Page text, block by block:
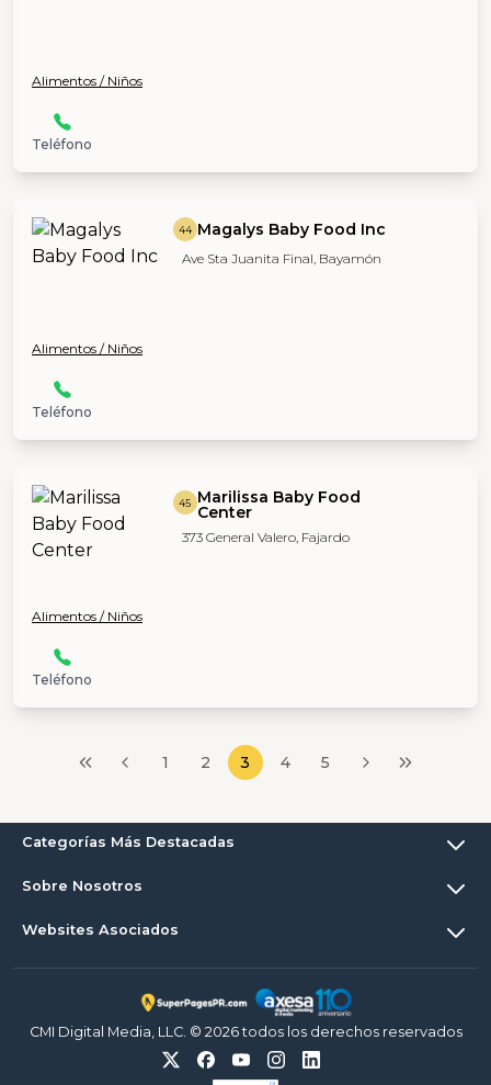
Alimentos / Niños
Teléfono
44 Magalys Baby Food Inc
Ave Sta Juanita Final, Bayamón
Alimentos / Niños
Teléfono
45 Marilissa Baby Food
Center
373 General Valero, Fajardo
Alimentos / Niños
Teléfono
1 2 3 4 5
Categorías Más Destacadas
Sobre Nosotros
Websites Asociados
CMI Digital Media, LLC. © 2026 todos los derechos reservados